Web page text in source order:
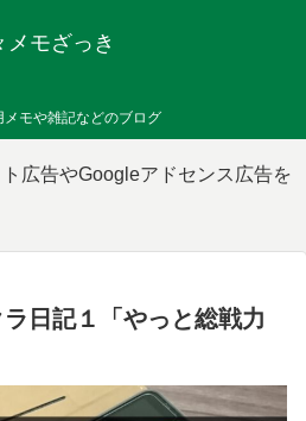
メモざっき
メモや雑記などのブログ
広告やGoogleアドセンス広告を
ラ日記１「やっと総戦力